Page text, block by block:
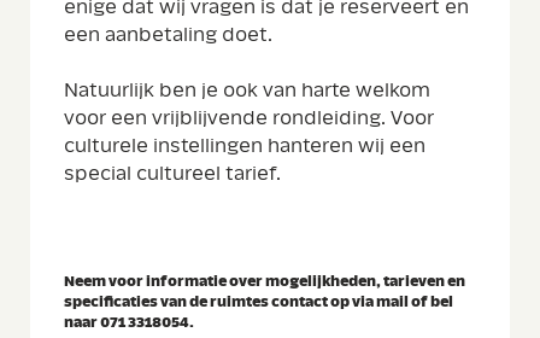
enige dat wij vragen is dat je reserveert en
een aanbetaling doet.
Natuurlijk ben je ook van harte welkom
voor een vrijblijvende rondleiding. Voor
culturele instellingen hanteren wij een
special cultureel tarief.
Neem voor informatie over mogelijkheden, tarieven en
specificaties van de ruimtes contact op via mail of bel
naar 071 3318054.